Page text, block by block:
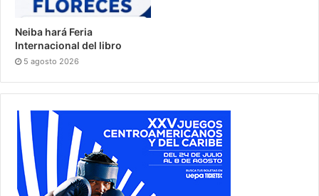
Neiba hará Feria
Internacional del libro
5 agosto 2026